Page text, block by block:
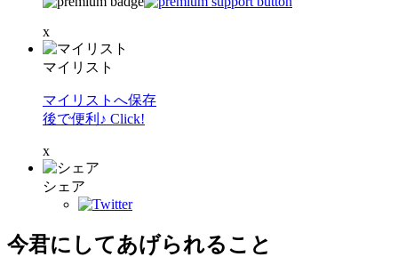
x
マイリスト
マイリストへ保存
後で便利♪ Click!
x
シェア
今君にしてあげられること